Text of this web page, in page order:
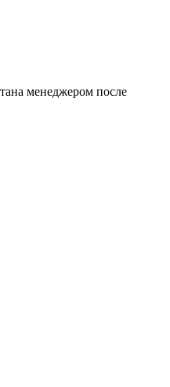
менеджером после